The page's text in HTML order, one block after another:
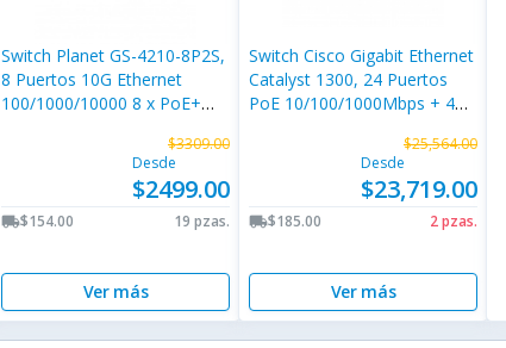
Switch Planet GS-4210-8P2S,
8 Puertos 10G Ethernet
100/1000/10000 8 x PoE+
Gbit/s, 8000 Entradas,$3309.00
Desde
$2499.00
local_shipping$154.00 19 pzas.
Ver más
Switch Cisco Gigabit Ethernet
Catalyst 1300, 24 Puertos
PoE 10/100/1000Mbps + 4
Gbit/s, 16000 Entradas -$25,564.00
Desde
$23,719.00
local_shipping$185.00 2 pzas.
Ver más